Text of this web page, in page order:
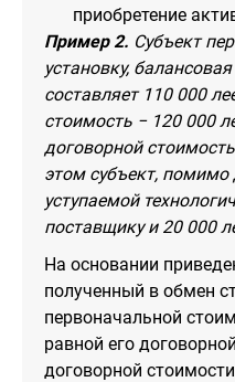
приобретение
Пример 2. Субъект
установку,
составляет 110 000
стоимость − 120 000
договорной
этом субъект, помимо
уступаемой
поставщику и 20 000
На основании
полученный в обмен
первоначальной
равной его
договорной